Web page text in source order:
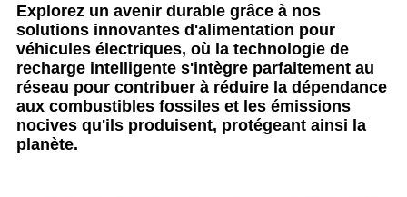
Explorez un avenir durable grâce à nos
solutions innovantes d'alimentation pour
véhicules électriques, où la technologie de
recharge intelligente s'intègre parfaitement au
réseau pour contribuer à réduire la dépendance
aux combustibles fossiles et les émissions
nocives qu'ils produisent, protégeant ainsi la
planète.